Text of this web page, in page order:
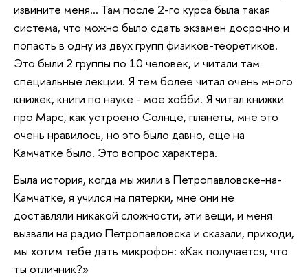
извините меня… Там после 2-го курса была такая
система, что можно было сдать экзамен досрочно и
попасть в одну из двух групп физиков-теоретиков.
Это были 2 группы по 10 человек, и читали там
специальные лекции. Я тем более читал очень много
книжек, книги по науке - мое хобби. Я читал книжки
про Марс, как устроено Солнце, планеты, мне это
очень нравилось, но это было давно, еще на
Камчатке было. Это вопрос характера.
Была история, когда мы жили в Петропавловске-на-
Камчатке, я учился на пятерки, мне они не
доставляли никакой сложности, эти вещи, и меня
вызвали на радио Петропавловска и сказали, приходи,
мы хотим тебе дать микрофон: «Как получается, что
ты отличник?»